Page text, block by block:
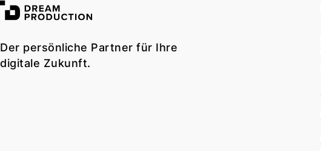
Der persönliche Partner für Ihre
digitale Zukunft.